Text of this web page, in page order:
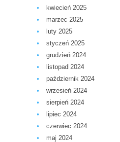
kwiecień 2025
marzec 2025
luty 2025
styczeń 2025
grudzień 2024
listopad 2024
październik 2024
wrzesień 2024
sierpień 2024
lipiec 2024
czerwiec 2024
maj 2024